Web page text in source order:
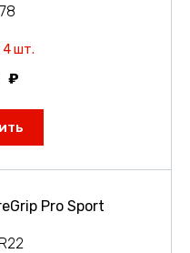
4 шт.
Pro Sport